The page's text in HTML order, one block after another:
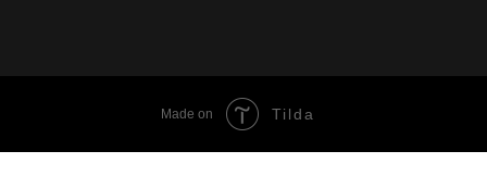
Made on Tilda